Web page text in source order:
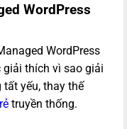
WordPress
WordPress
thích vì sao giải
yếu, thay thế
truyền thống.